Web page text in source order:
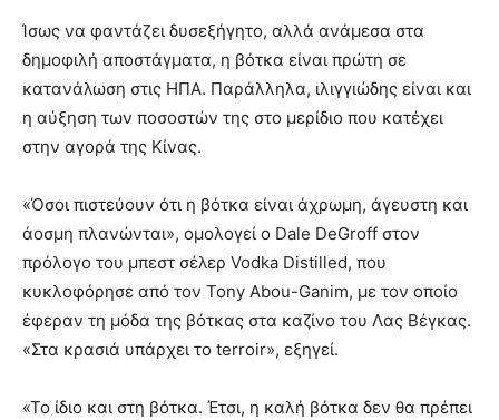
Ίσως να φαντάζει δυσεξήγητο, αλλά ανάμεσα στα
δημοφιλή αποστάγματα, η βότκα είναι πρώτη σε
κατανάλωση στις ΗΠΑ. Παράλληλα, ιλιγγιώδης είναι και
η αύξηση των ποσοστών της στο μερίδιο που κατέχει
στην αγορά της Κίνας.
«Όσοι πιστεύουν ότι η βότκα είναι άχρωμη, άγευστη και
άοσμη πλανώνται», ομολογεί ο Dale DeGroff στον
πρόλογο του μπεστ σέλερ Vodka Distilled, που
κυκλοφόρησε από τον Tony Abou-Ganim, με τον οποίο
έφεραν τη μόδα της βότκας στα καζίνο του Λας Βέγκας.
«Στα κρασιά υπάρχει το terroir», εξηγεί.
«Το ίδιο και στη βότκα. Έτσι, η καλή βότκα δεν θα πρέπει